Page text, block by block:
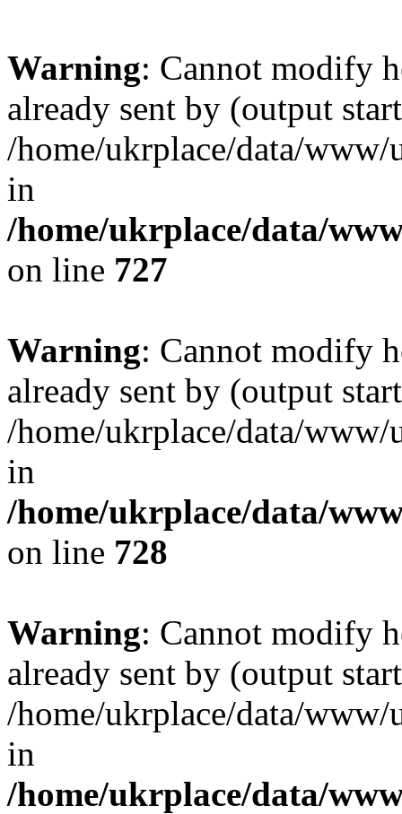
Warning: Cannot modify
already sent by (output
/home/ukrplace/data/
in
/home/ukrplace/data/
on line 727
Warning: Cannot modify
already sent by (output
/home/ukrplace/data/
in
/home/ukrplace/data/
on line 728
Warning: Cannot modify
already sent by (output
/home/ukrplace/data/
in
/home/ukrplace/data/